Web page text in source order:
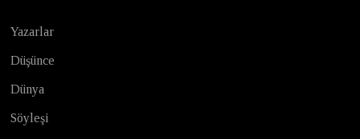
Yazarlar
Düşünce
Dünya
Söyleşi